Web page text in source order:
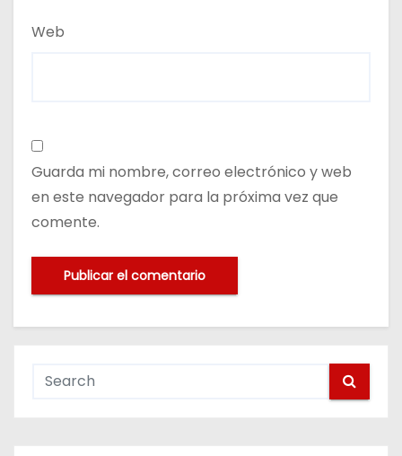
Web
Guarda mi nombre, correo electrónico y web
en este navegador para la próxima vez que
comente.